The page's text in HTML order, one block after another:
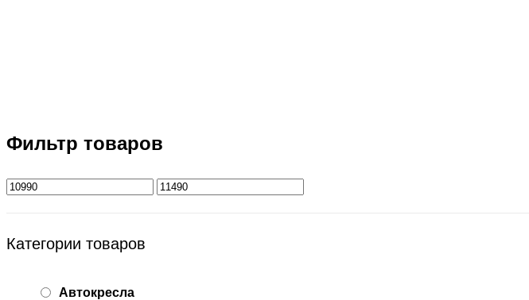
Фильтр товаров
Категории товаров
Автокресла